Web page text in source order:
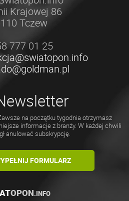
Krajowej 86
Tczew
777 01 25
na początku tygodnia otrzymasz
informacje z branży. W każdej chwili
anulować subskrypcję.
FORMULARZ
OPON.INFO